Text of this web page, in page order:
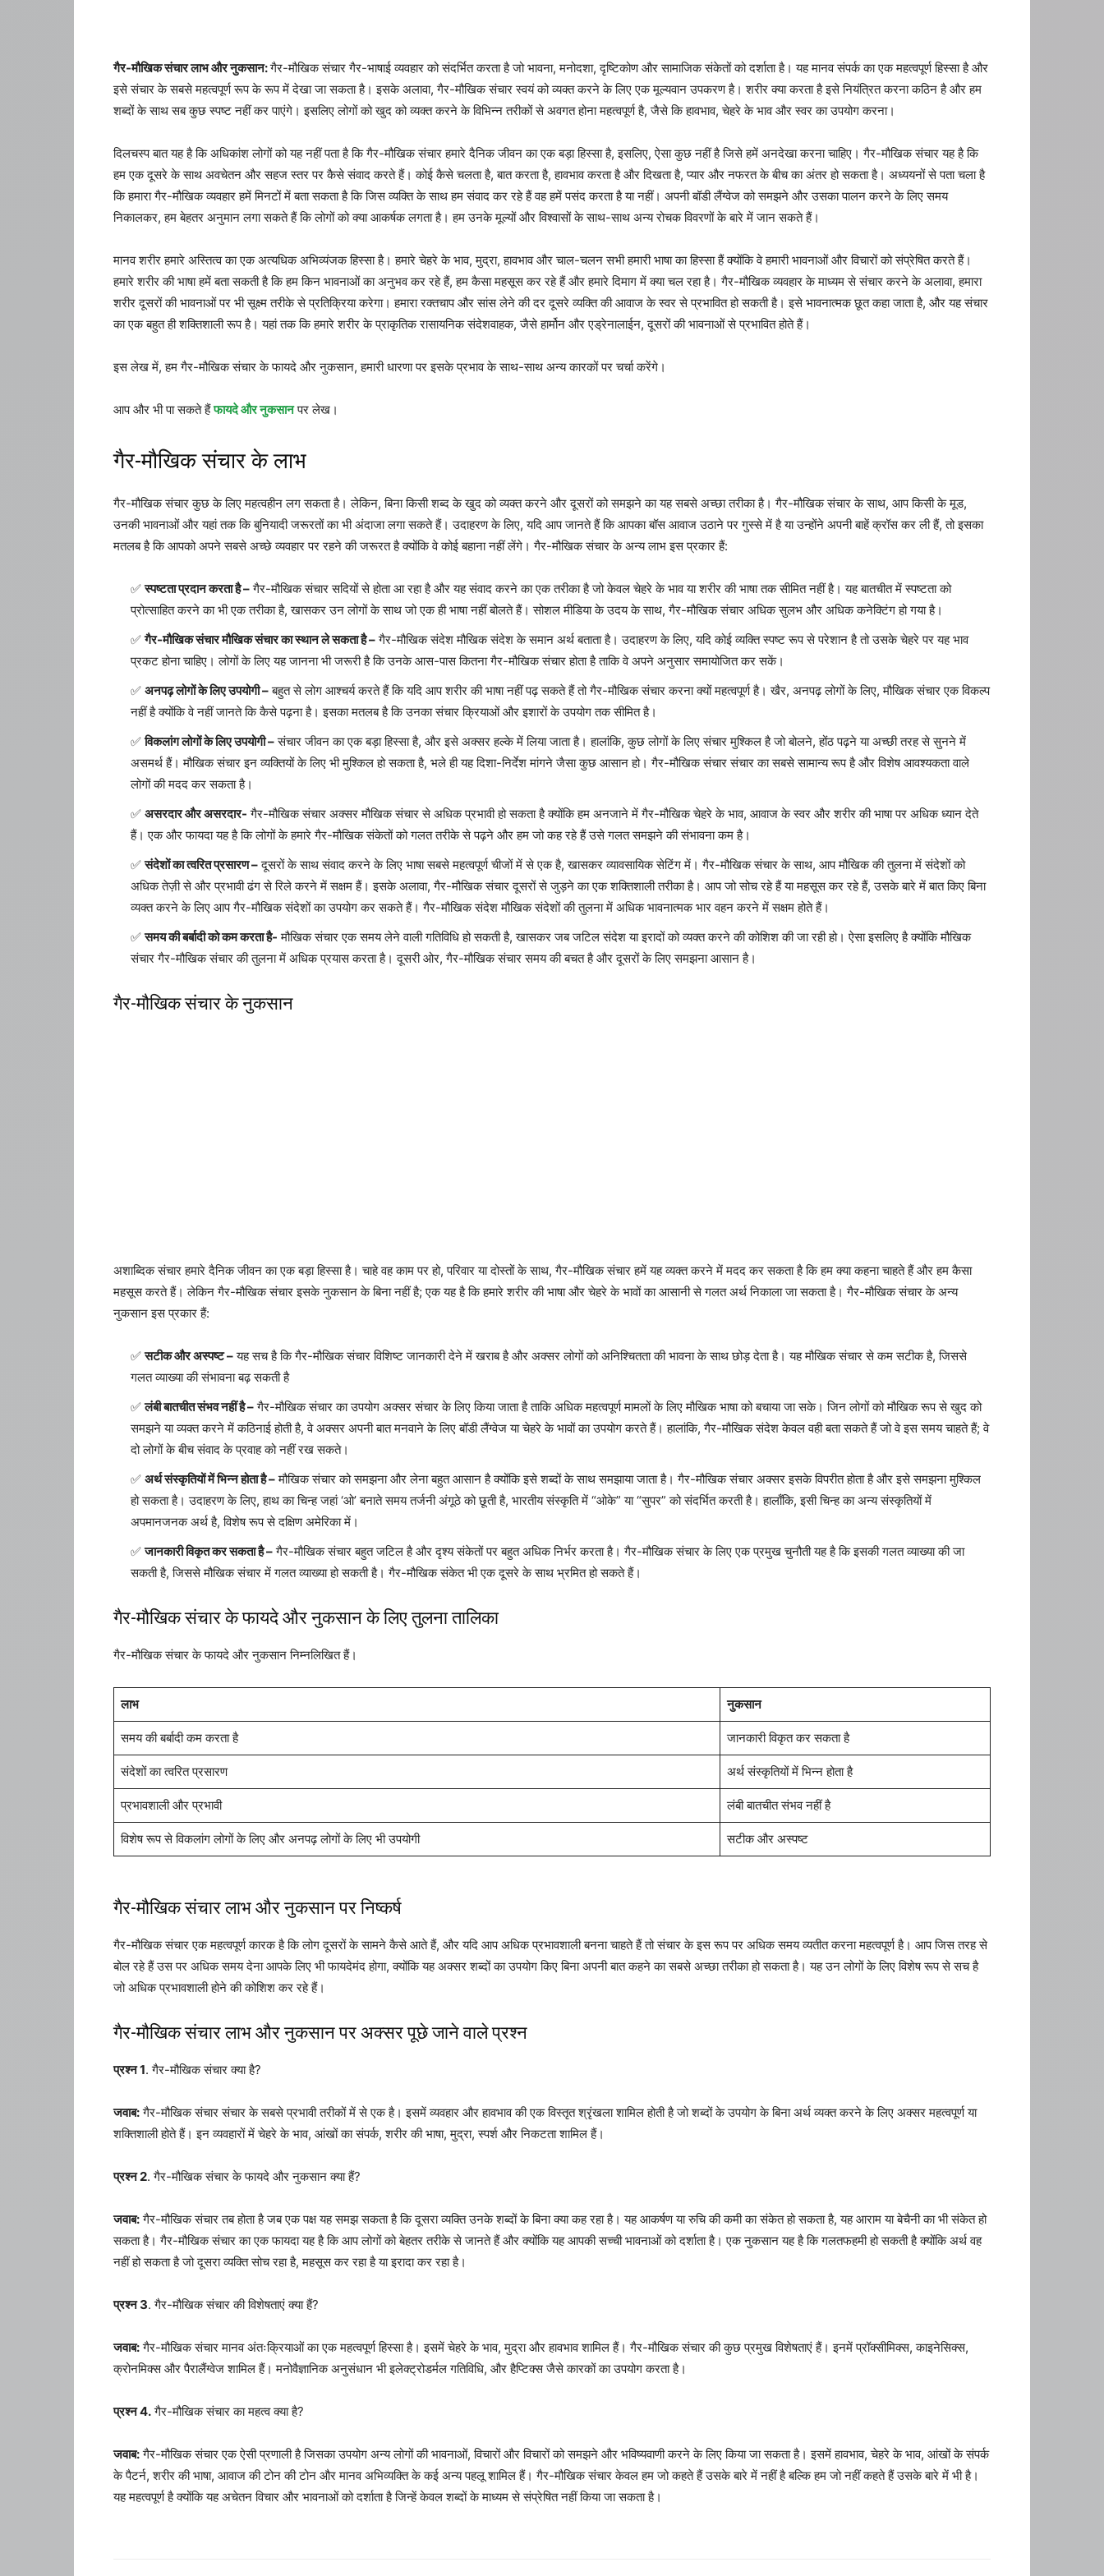
गैर-मौखिक संचार लाभ और नुकसान:गैर-मौखिक संचार गैर-भाषाई व्यवहार को संदर्भित करता है जो भावना, मनोदशा, दृष्टिकोण और सामाजिक संकेतों को दर्शाता है। यह मानव संपर्क का एक महत्वपूर्ण हिस्सा है और
इसे संचार के सबसे महत्वपूर्ण रूप के रूप में देखा जा सकता है। इसके अलावा, गैर-मौखिक संचार स्वयं को व्यक्त करने के लिए एक मूल्यवान उपकरण है। शरीर क्या करता है इसे नियंत्रित करना कठिन है और हम
शब्दों के साथ सब कुछ स्पष्ट नहीं कर पाएंगे। इसलिए लोगों को खुद को व्यक्त करने के विभिन्न तरीकों से अवगत होना महत्वपूर्ण है, जैसे कि हावभाव, चेहरे के भाव और स्वर का उपयोग करना।
दिलचस्प बात यह है कि अधिकांश लोगों को यह नहीं पता है कि गैर-मौखिक संचार हमारे दैनिक जीवन का एक बड़ा हिस्सा है, इसलिए, ऐसा कुछ नहीं है जिसे हमें अनदेखा करना चाहिए। गैर-मौखिक संचार यह है कि
हम एक दूसरे के साथ अवचेतन और सहज स्तर पर कैसे संवाद करते हैं। कोई कैसे चलता है, बात करता है, हावभाव करता है और दिखता है, प्यार और नफरत के बीच का अंतर हो सकता है। अध्ययनों से पता चला है
कि हमारा गैर-मौखिक व्यवहार हमें मिनटों में बता सकता है कि जिस व्यक्ति के साथ हम संवाद कर रहे हैं वह हमें पसंद करता है या नहीं। अपनी बॉडी लैंग्वेज को समझने और उसका पालन करने के लिए समय
निकालकर, हम बेहतर अनुमान लगा सकते हैं कि लोगों को क्या आकर्षक लगता है। हम उनके मूल्यों और विश्वासों के साथ-साथ अन्य रोचक विवरणों के बारे में जान सकते हैं।
मानव शरीर हमारे अस्तित्व का एक अत्यधिक अभिव्यंजक हिस्सा है। हमारे चेहरे के भाव, मुद्रा, हावभाव और चाल-चलन सभी हमारी भाषा का हिस्सा हैं क्योंकि वे हमारी भावनाओं और विचारों को संप्रेषित करते हैं।
हमारे शरीर की भाषा हमें बता सकती है कि हम किन भावनाओं का अनुभव कर रहे हैं, हम कैसा महसूस कर रहे हैं और हमारे दिमाग में क्या चल रहा है। गैर-मौखिक व्यवहार के माध्यम से संचार करने के अलावा, हमारा
शरीर दूसरों की भावनाओं पर भी सूक्ष्म तरीके से प्रतिक्रिया करेगा। हमारा रक्तचाप और सांस लेने की दर दूसरे व्यक्ति की आवाज के स्वर से प्रभावित हो सकती है। इसे भावनात्मक छूत कहा जाता है, और यह संचार
का एक बहुत ही शक्तिशाली रूप है। यहां तक ​​कि हमारे शरीर के प्राकृतिक रासायनिक संदेशवाहक, जैसे हार्मोन और एड्रेनालाईन, दूसरों की भावनाओं से प्रभावित होते हैं।
इस लेख में, हम गैर-मौखिक संचार के फायदे और नुकसान, हमारी धारणा पर इसके प्रभाव के साथ-साथ अन्य कारकों पर चर्चा करेंगे।
आप और भी पा सकते हैंफायदे और नुकसानपर लेख।
गैर-मौखिक संचार के लाभ
गैर-मौखिक संचार कुछ के लिए महत्वहीन लग सकता है। लेकिन, बिना किसी शब्द के खुद को व्यक्त करने और दूसरों को समझने का यह सबसे अच्छा तरीका है। गैर-मौखिक संचार के साथ, आप किसी के मूड,
उनकी भावनाओं और यहां तक ​​कि बुनियादी जरूरतों का भी अंदाजा लगा सकते हैं। उदाहरण के लिए, यदि आप जानते हैं कि आपका बॉस आवाज उठाने पर गुस्से में है या उन्होंने अपनी बाहें क्रॉस कर ली हैं, तो इसका
मतलब है कि आपको अपने सबसे अच्छे व्यवहार पर रहने की जरूरत है क्योंकि वे कोई बहाना नहीं लेंगे। गैर-मौखिक संचार के अन्य लाभ इस प्रकार हैं:
स्पष्टता प्रदान करता है –गैर-मौखिक संचार सदियों से होता आ रहा है और यह संवाद करने का एक तरीका है जो केवल चेहरे के भाव या शरीर की भाषा तक सीमित नहीं है। यह बातचीत में स्पष्टता को
प्रोत्साहित करने का भी एक तरीका है, खासकर उन लोगों के साथ जो एक ही भाषा नहीं बोलते हैं। सोशल मीडिया के उदय के साथ, गैर-मौखिक संचार अधिक सुलभ और अधिक कनेक्टिंग हो गया है।
गैर-मौखिक संचार मौखिक संचार का स्थान ले सकता है –गैर-मौखिक संदेश मौखिक संदेश के समान अर्थ बताता है। उदाहरण के लिए, यदि कोई व्यक्ति स्पष्ट रूप से परेशान है तो उसके चेहरे पर यह भाव
प्रकट होना चाहिए। लोगों के लिए यह जानना भी जरूरी है कि उनके आस-पास कितना गैर-मौखिक संचार होता है ताकि वे अपने अनुसार समायोजित कर सकें।
अनपढ़ लोगों के लिए उपयोगी –बहुत से लोग आश्चर्य करते हैं कि यदि आप शरीर की भाषा नहीं पढ़ सकते हैं तो गैर-मौखिक संचार करना क्यों महत्वपूर्ण है। खैर, अनपढ़ लोगों के लिए, मौखिक संचार एक विकल्प
नहीं है क्योंकि वे नहीं जानते कि कैसे पढ़ना है। इसका मतलब है कि उनका संचार क्रियाओं और इशारों के उपयोग तक सीमित है।
विकलांग लोगों के लिए उपयोगी –संचार जीवन का एक बड़ा हिस्सा है, और इसे अक्सर हल्के में लिया जाता है। हालांकि, कुछ लोगों के लिए संचार मुश्किल है जो बोलने, होंठ पढ़ने या अच्छी तरह से सुनने में
असमर्थ हैं। मौखिक संचार इन व्यक्तियों के लिए भी मुश्किल हो सकता है, भले ही यह दिशा-निर्देश मांगने जैसा कुछ आसान हो। गैर-मौखिक संचार संचार का सबसे सामान्य रूप है और विशेष आवश्यकता वाले
लोगों की मदद कर सकता है।
असरदार और असरदार- गैर-मौखिक संचार अक्सर मौखिक संचार से अधिक प्रभावी हो सकता है क्योंकि हम अनजाने में गैर-मौखिक चेहरे के भाव, आवाज के स्वर और शरीर की भाषा पर अधिक ध्यान देते
हैं। एक और फायदा यह है कि लोगों के हमारे गैर-मौखिक संकेतों को गलत तरीके से पढ़ने और हम जो कह रहे हैं उसे गलत समझने की संभावना कम है।
संदेशों का त्वरित प्रसारण –दूसरों के साथ संवाद करने के लिए भाषा सबसे महत्वपूर्ण चीजों में से एक है, खासकर व्यावसायिक सेटिंग में। गैर-मौखिक संचार के साथ, आप मौखिक की तुलना में संदेशों को
अधिक तेज़ी से और प्रभावी ढंग से रिले करने में सक्षम हैं। इसके अलावा, गैर-मौखिक संचार दूसरों से जुड़ने का एक शक्तिशाली तरीका है। आप जो सोच रहे हैं या महसूस कर रहे हैं, उसके बारे में बात किए बिना
व्यक्त करने के लिए आप गैर-मौखिक संदेशों का उपयोग कर सकते हैं। गैर-मौखिक संदेश मौखिक संदेशों की तुलना में अधिक भावनात्मक भार वहन करने में सक्षम होते हैं।
समय की बर्बादी को कम करता है- मौखिक संचार एक समय लेने वाली गतिविधि हो सकती है, खासकर जब जटिल संदेश या इरादों को व्यक्त करने की कोशिश की जा रही हो। ऐसा इसलिए है क्योंकि मौखिक
संचार गैर-मौखिक संचार की तुलना में अधिक प्रयास करता है। दूसरी ओर, गैर-मौखिक संचार समय की बचत है और दूसरों के लिए समझना आसान है।
गैर-मौखिक संचार के नुकसान
अशाब्दिक संचार हमारे दैनिक जीवन का एक बड़ा हिस्सा है। चाहे वह काम पर हो, परिवार या दोस्तों के साथ, गैर-मौखिक संचार हमें यह व्यक्त करने में मदद कर सकता है कि हम क्या कहना चाहते हैं और हम कैसा
महसूस करते हैं। लेकिन गैर-मौखिक संचार इसके नुकसान के बिना नहीं है; एक यह है कि हमारे शरीर की भाषा और चेहरे के भावों का आसानी से गलत अर्थ निकाला जा सकता है। गैर-मौखिक संचार के अन्य
नुकसान इस प्रकार हैं:
सटीक और अस्पष्ट –यह सच है कि गैर-मौखिक संचार विशिष्ट जानकारी देने में खराब है और अक्सर लोगों को अनिश्चितता की भावना के साथ छोड़ देता है। यह मौखिक संचार से कम सटीक है, जिससे
गलत व्याख्या की संभावना बढ़ सकती है
लंबी बातचीत संभव नहीं है –गैर-मौखिक संचार का उपयोग अक्सर संचार के लिए किया जाता है ताकि अधिक महत्वपूर्ण मामलों के लिए मौखिक भाषा को बचाया जा सके। जिन लोगों को मौखिक रूप से खुद को
समझने या व्यक्त करने में कठिनाई होती है, वे अक्सर अपनी बात मनवाने के लिए बॉडी लैंग्वेज या चेहरे के भावों का उपयोग करते हैं। हालांकि, गैर-मौखिक संदेश केवल वही बता सकते हैं जो वे इस समय चाहते हैं; वे
दो लोगों के बीच संवाद के प्रवाह को नहीं रख सकते।
अर्थ संस्कृतियों में भिन्न होता है –मौखिक संचार को समझना और लेना बहुत आसान है क्योंकि इसे शब्दों के साथ समझाया जाता है। गैर-मौखिक संचार अक्सर इसके विपरीत होता है और इसे समझना मुश्किल
हो सकता है। उदाहरण के लिए, हाथ का चिन्ह जहां ‘ओ’ बनाते समय तर्जनी अंगूठे को छूती है, भारतीय संस्कृति में “ओके” या “सुपर” को संदर्भित करती है। हालाँकि, इसी चिन्ह का अन्य संस्कृतियों में
अपमानजनक अर्थ है, विशेष रूप से दक्षिण अमेरिका में।
जानकारी विकृत कर सकता है –गैर-मौखिक संचार बहुत जटिल है और दृश्य संकेतों पर बहुत अधिक निर्भर करता है। गैर-मौखिक संचार के लिए एक प्रमुख चुनौती यह है कि इसकी गलत व्याख्या की जा
सकती है, जिससे मौखिक संचार में गलत व्याख्या हो सकती है। गैर-मौखिक संकेत भी एक दूसरे के साथ भ्रमित हो सकते हैं।
गैर-मौखिक संचार के फायदे और नुकसान के लिए तुलना तालिका
गैर-मौखिक संचार के फायदे और नुकसान निम्नलिखित हैं।
लाभ नुकसान
समय की बर्बादी कम करता है जानकारी विकृत कर सकता है
संदेशों का त्वरित प्रसारण अर्थ संस्कृतियों में भिन्न होता है
प्रभावशाली और प्रभावी लंबी बातचीत संभव नहीं है
विशेष रूप से विकलांग लोगों के लिए और अनपढ़ लोगों के लिए भी उपयोगी सटीक और अस्पष्ट
गैर-मौखिक संचार लाभ और नुकसान पर निष्कर्ष
गैर-मौखिक संचार एक महत्वपूर्ण कारक है कि लोग दूसरों के सामने कैसे आते हैं, और यदि आप अधिक प्रभावशाली बनना चाहते हैं तो संचार के इस रूप पर अधिक समय व्यतीत करना महत्वपूर्ण है। आप जिस तरह से
बोल रहे हैं उस पर अधिक समय देना आपके लिए भी फायदेमंद होगा, क्योंकि यह अक्सर शब्दों का उपयोग किए बिना अपनी बात कहने का सबसे अच्छा तरीका हो सकता है। यह उन लोगों के लिए विशेष रूप से सच है
जो अधिक प्रभावशाली होने की कोशिश कर रहे हैं।
गैर-मौखिक संचार लाभ और नुकसान पर अक्सर पूछे जाने वाले प्रश्न
प्रश्न 1. गैर-मौखिक संचार क्या है?
जवाब:गैर-मौखिक संचार संचार के सबसे प्रभावी तरीकों में से एक है। इसमें व्यवहार और हावभाव की एक विस्तृत श्रृंखला शामिल होती है जो शब्दों के उपयोग के बिना अर्थ व्यक्त करने के लिए अक्सर महत्वपूर्ण या
शक्तिशाली होते हैं। इन व्यवहारों में चेहरे के भाव, आंखों का संपर्क, शरीर की भाषा, मुद्रा, स्पर्श और निकटता शामिल हैं।
प्रश्न 2. गैर-मौखिक संचार के फायदे और नुकसान क्या हैं?
जवाब:गैर-मौखिक संचार तब होता है जब एक पक्ष यह समझ सकता है कि दूसरा व्यक्ति उनके शब्दों के बिना क्या कह रहा है। यह आकर्षण या रुचि की कमी का संकेत हो सकता है, यह आराम या बेचैनी का भी संकेत हो
सकता है। गैर-मौखिक संचार का एक फायदा यह है कि आप लोगों को बेहतर तरीके से जानते हैं और क्योंकि यह आपकी सच्ची भावनाओं को दर्शाता है। एक नुकसान यह है कि गलतफहमी हो सकती है क्योंकि अर्थ वह
नहीं हो सकता है जो दूसरा व्यक्ति सोच रहा है, महसूस कर रहा है या इरादा कर रहा है।
प्रश्न 3. गैर-मौखिक संचार की विशेषताएं क्या हैं?
जवाब:गैर-मौखिक संचार मानव अंतःक्रियाओं का एक महत्वपूर्ण हिस्सा है। इसमें चेहरे के भाव, मुद्रा और हावभाव शामिल हैं। गैर-मौखिक संचार की कुछ प्रमुख विशेषताएं हैं। इनमें प्रॉक्सीमिक्स, काइनेसिक्स,
क्रोनमिक्स और पैरालैंग्वेज शामिल हैं। मनोवैज्ञानिक अनुसंधान भी इलेक्ट्रोडर्मल गतिविधि, और हैप्टिक्स जैसे कारकों का उपयोग करता है।
प्रश्न 4.गैर-मौखिक संचार का महत्व क्या है?
जवाब:गैर-मौखिक संचार एक ऐसी प्रणाली है जिसका उपयोग अन्य लोगों की भावनाओं, विचारों और विचारों को समझने और भविष्यवाणी करने के लिए किया जा सकता है। इसमें हावभाव, चेहरे के भाव, आंखों के संपर्क
के पैटर्न, शरीर की भाषा, आवाज की टोन की टोन और मानव अभिव्यक्ति के कई अन्य पहलू शामिल हैं। गैर-मौखिक संचार केवल हम जो कहते हैं उसके बारे में नहीं है बल्कि हम जो नहीं कहते हैं उसके बारे में भी है।
यह महत्वपूर्ण है क्योंकि यह अचेतन विचार और भावनाओं को दर्शाता है जिन्हें केवल शब्दों के माध्यम से संप्रेषित नहीं किया जा सकता है।